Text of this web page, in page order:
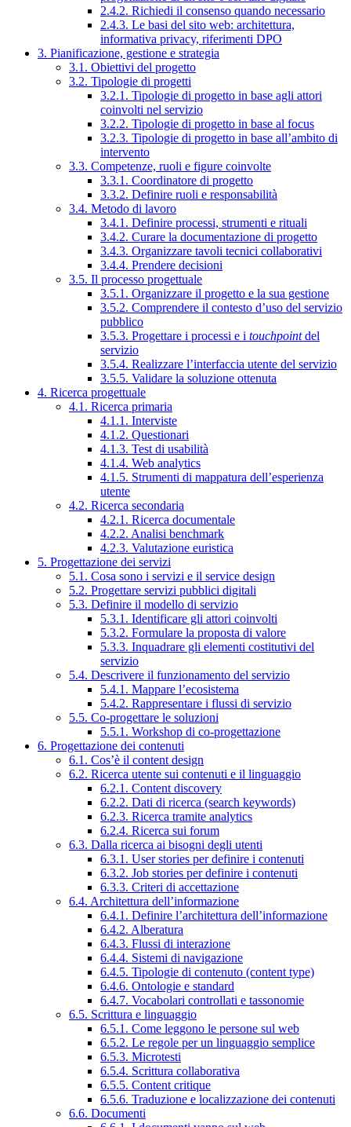
2.4.2. Richiedi il consenso quando necessario
2.4.3. Le basi del sito web: architettura,
informativa privacy, riferimenti DPO
3. Pianificazione, gestione e strategia
3.1. Obiettivi del progetto
3.2. Tipologie di progetti
3.2.1. Tipologie di progetto in base agli attori
coinvolti nel servizio
3.2.2. Tipologie di progetto in base al focus
3.2.3. Tipologie di progetto in base all’ambito di
intervento
3.3. Competenze, ruoli e figure coinvolte
3.3.1. Coordinatore di progetto
3.3.2. Definire ruoli e responsabilità
3.4. Metodo di lavoro
3.4.1. Definire processi, strumenti e rituali
3.4.2. Curare la documentazione di progetto
3.4.3. Organizzare tavoli tecnici collaborativi
3.4.4. Prendere decisioni
3.5. Il processo progettuale
3.5.1. Organizzare il progetto e la sua gestione
3.5.2. Comprendere il contesto d’uso del servizio
pubblico
3.5.3. Progettare i processi e i touchpointdel
servizio
3.5.4. Realizzare l’interfaccia utente del servizio
3.5.5. Validare la soluzione ottenuta
4. Ricerca progettuale
4.1. Ricerca primaria
4.1.1. Interviste
4.1.2. Questionari
4.1.3. Test di usabilità
4.1.4. Web analytics
4.1.5. Strumenti di mappatura dell’esperienza
utente
4.2. Ricerca secondaria
4.2.1. Ricerca documentale
4.2.2. Analisi benchmark
4.2.3. Valutazione euristica
5. Progettazione dei servizi
5.1. Cosa sono i servizi e il service design
5.2. Progettare servizi pubblici digitali
5.3. Definire il modello di servizio
5.3.1. Identificare gli attori coinvolti
5.3.2. Formulare la proposta di valore
5.3.3. Inquadrare gli elementi costitutivi del
servizio
5.4. Descrivere il funzionamento del servizio
5.4.1. Mappare l’ecosistema
5.4.2. Rappresentare i flussi di servizio
5.5. Co-progettare le soluzioni
5.5.1. Workshop di co-progettazione
6. Progettazione dei contenuti
6.1. Cos’è il content design
6.2. Ricerca utente sui contenuti e il linguaggio
6.2.1. Content discovery
6.2.2. Dati di ricerca (search keywords)
6.2.3. Ricerca tramite analytics
6.2.4. Ricerca sui forum
6.3. Dalla ricerca ai bisogni degli utenti
6.3.1. User stories per definire i contenuti
6.3.2. Job stories per definire i contenuti
6.3.3. Criteri di accettazione
6.4. Architettura dell’informazione
6.4.1. Definire l’architettura dell’informazione
6.4.2. Alberatura
6.4.3. Flussi di interazione
6.4.4. Sistemi di navigazione
6.4.5. Tipologie di contenuto (content type)
6.4.6. Ontologie e standard
6.4.7. Vocabolari controllati e tassonomie
6.5. Scrittura e linguaggio
6.5.1. Come leggono le persone sul web
6.5.2. Le regole per un linguaggio semplice
6.5.3. Microtesti
6.5.4. Scrittura collaborativa
6.5.5. Content critique
6.5.6. Traduzione e localizzazione dei contenuti
6.6. Documenti